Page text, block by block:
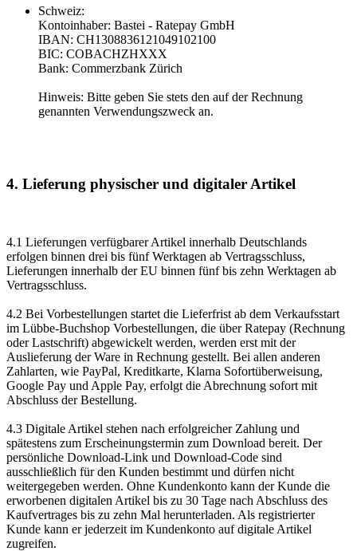
Schweiz:
Kontoinhaber: Bastei - Ratepay GmbH
IBAN: CH1308836121049102100
BIC: COBACHZHXXX
Bank: Commerzbank Zürich
Hinweis: Bitte geben Sie stets den auf der Rechnung
genannten Verwendungszweck an.
4. Lieferung physischer und digitaler Artikel
4.1 Lieferungen verfügbarer Artikel innerhalb Deutschlands
erfolgen binnen drei bis fünf Werktagen ab Vertragsschluss,
Lieferungen innerhalb der EU binnen fünf bis zehn Werktagen ab
Vertragsschluss.
4.2 Bei Vorbestellungen startet die Lieferfrist ab dem Verkaufsstart
im Lübbe-Buchshop Vorbestellungen, die über Ratepay (Rechnung
oder Lastschrift) abgewickelt werden, werden erst mit der
Auslieferung der Ware in Rechnung gestellt. Bei allen anderen
Zahlarten, wie PayPal, Kreditkarte, Klarna Sofortüberweisung,
Google Pay und Apple Pay, erfolgt die Abrechnung sofort mit
Abschluss der Bestellung.
4.3 Digitale Artikel stehen nach erfolgreicher Zahlung und
spätestens zum Erscheinungstermin zum Download bereit. Der
persönliche Download-Link und Download-Code sind
ausschließlich für den Kunden bestimmt und dürfen nicht
weitergegeben werden. Ohne Kundenkonto kann der Kunde die
erworbenen digitalen Artikel bis zu 30 Tage nach Abschluss des
Kaufvertrages bis zu zehn Mal herunterladen. Als registrierter
Kunde kann er jederzeit im Kundenkonto auf digitale Artikel
zugreifen.